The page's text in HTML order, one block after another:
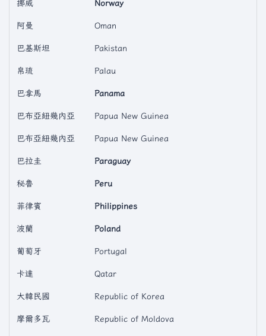
挪威 Norway
阿曼 Oman
巴基斯坦 Pakistan
帛琉 Palau
巴拿馬 Panama
巴布亞紐幾內亞 Papua New Guinea
巴布亞紐幾內亞 Papua New Guinea
巴拉圭 Paraguay
秘魯 Peru
菲律賓 Philippines
波蘭 Poland
葡萄牙 Portugal
卡達 Qatar
大韓民國 Republic of Korea
摩爾多瓦 Republic of Moldova